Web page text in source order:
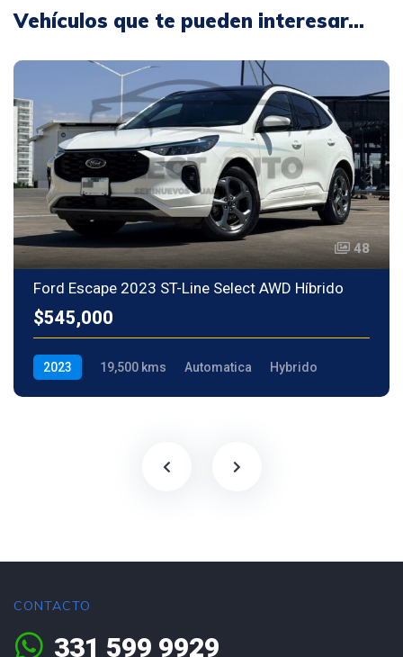
Vehículos que te pueden interesar...
48
Ford Escape 2023 ST-Line Select AWD Híbrido
$545,000
2023 19,500 kms Automatica Hybrido
CONTACTO
331 599 9929